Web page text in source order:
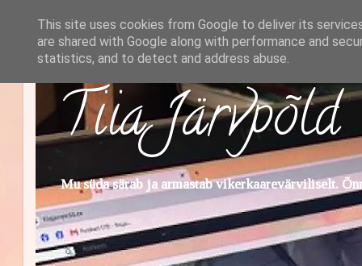
Tiia Järvpõld
Mu süda särab ja armastab vikerkaarevärviliselt.
This site uses cookies from Google to deliver its
are shared with Google along with performance and
statistics, and to detect and address abuse.